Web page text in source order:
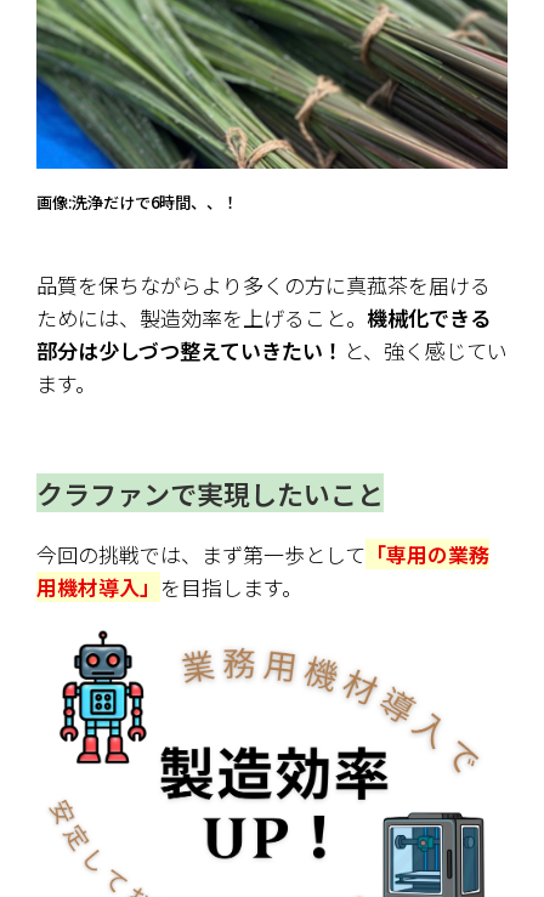
画像:洗浄だけで6時間、、！
品質を保ちながらより多くの方に真菰茶を届ける
ためには、製造効率を上げること。 機械化できる
部分は少しづつ整えていきたい！ と、強く感じてい
ます。
クラファンで実現したいこと
今回の挑戦では、まず第一歩として 「専用の業務
用機材導入」 を目指します。